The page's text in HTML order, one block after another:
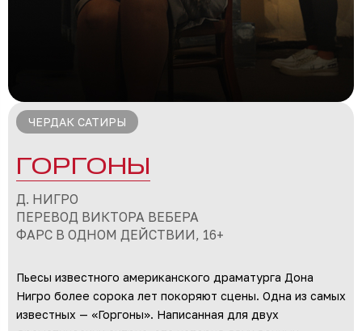
ЧЕРДАК САТИРЫ
ГОРГОНЫ
Д. НИГРО
ПЕРЕВОД ВИКТОРА ВЕБЕРА
ФАРС В ОДНОМ ДЕЙСТВИИ, 16+
Пьесы известного американского драматурга Дона
Нигро более сорока лет покоряют сцены. Одна из самых
известных — «Горгоны». Написанная для двух